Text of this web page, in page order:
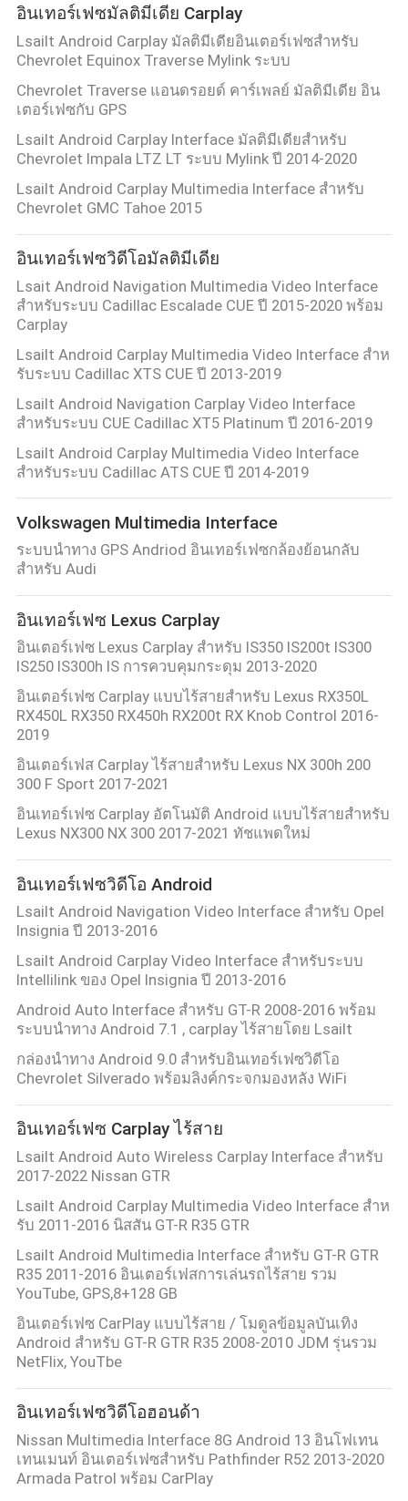
อินเทอร์เฟซมัลติมีเดีย Carplay
Lsailt Android Carplay มัลติมีเดียอินเตอร์เฟซสําหรับ
Chevrolet Equinox Traverse Mylink ระบบ
Chevrolet Traverse แอนดรอยด์ คาร์เพลย์ มัลติมีเดีย อิน
เตอร์เฟซกับ GPS
Lsailt Android Carplay Interface มัลติมีเดียสำหรับ
Chevrolet Impala LTZ LT ระบบ Mylink ปี 2014-2020
Lsailt Android Carplay Multimedia Interface สำหรับ
Chevrolet GMC Tahoe 2015
อินเทอร์เฟซวิดีโอมัลติมีเดีย
Lsait Android Navigation Multimedia Video Interface
สำหรับระบบ Cadillac Escalade CUE ปี 2015-2020 พร้อม
Carplay
Lsailt Android Carplay Multimedia Video Interface สําห
รับระบบ Cadillac XTS CUE ปี 2013-2019
Lsailt Android Navigation Carplay Video Interface
สำหรับระบบ CUE Cadillac XT5 Platinum ปี 2016-2019
Lsailt Android Carplay Multimedia Video Interface
สำหรับระบบ Cadillac ATS CUE ปี 2014-2019
Volkswagen Multimedia Interface
ระบบนำทาง GPS Andriod อินเทอร์เฟซกล้องย้อนกลับ
สำหรับ Audi
อินเทอร์เฟซ Lexus Carplay
อินเตอร์เฟซ Lexus Carplay สําหรับ IS350 IS200t IS300
IS250 IS300h IS การควบคุมกระดุม 2013-2020
อินเตอร์เฟซ Carplay แบบไร้สายสําหรับ Lexus RX350L
RX450L RX350 RX450h RX200t RX Knob Control 2016-
2019
อินเตอร์เฟส Carplay ไร้สายสำหรับ Lexus NX 300h 200
300 F Sport 2017-2021
อินเทอร์เฟซ Carplay อัตโนมัติ Android แบบไร้สายสำหรับ
Lexus NX300 NX 300 2017-2021 ทัชแพดใหม่
อินเทอร์เฟซวิดีโอ Android
Lsailt Android Navigation Video Interface สำหรับ Opel
Insignia ปี 2013-2016
Lsailt Android Carplay Video Interface สําหรับระบบ
Intellilink ของ Opel Insignia ปี 2013-2016
Android Auto Interface สำหรับ GT-R 2008-2016 พร้อม
ระบบนำทาง Android 7.1 , carplay ไร้สายโดย Lsailt
กล่องนำทาง Android 9.0 สำหรับอินเทอร์เฟซวิดีโอ
Chevrolet Silverado พร้อมลิงค์กระจกมองหลัง WiFi
อินเทอร์เฟซ Carplay ไร้สาย
Lsailt Android Auto Wireless Carplay Interface สำหรับ
2017-2022 Nissan GTR
Lsailt Android Carplay Multimedia Video Interface สําห
รับ 2011-2016 นิสสัน GT-R R35 GTR
Lsailt Android Multimedia Interface สําหรับ GT-R GTR
R35 2011-2016 อินเตอร์เฟสการเล่นรถไร้สาย รวม
YouTube, GPS,8+128 GB
อินเตอร์เฟซ CarPlay แบบไร้สาย / โมดูลข้อมูลบันเทิง
Android สําหรับ GT-R GTR R35 2008-2010 JDM รุ่นรวม
NetFlix, YouTbe
อินเทอร์เฟซวิดีโอฮอนด้า
Nissan Multimedia Interface 8G Android 13 อินโฟเทน
เทนเมนท์ อินเตอร์เฟซสําหรับ Pathfinder R52 2013-2020
Armada Patrol พร้อม CarPlay